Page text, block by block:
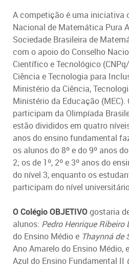
A competição é uma
Nacional de Matemática Pura
Sociedade Brasileira de
com o apoio do Conselho
Científico e Tecnológico
Ciência e Tecnologia para
Ministério da Ciência,
Ministério da Educação (MEC).
participam da Olimpíada
estão divididos em quatro
anos do ensino fundamental
os alunos do 8º e do 9º anos
2; os de 1º, 2º e 3º anos do
do nível 3, enquanto os
participam do nível
O Colégio OBJETIVOgostaria
alunos: Pedro Henrique Ribeiro
do Ensino Médioe Thaynná de
Ano Amarelo do Ensino Médio,
Azul do Ensino Fundamental II